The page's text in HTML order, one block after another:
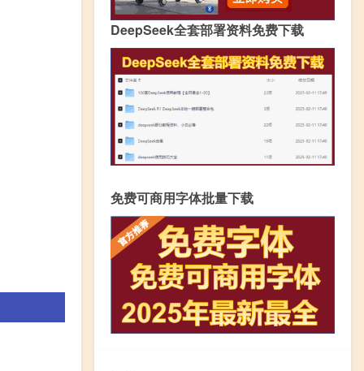
DeepSeek全套部署资料免费下载
免费可商用字体批量下载